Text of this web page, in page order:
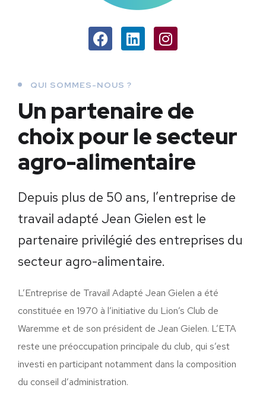
QUI SOMMES-NOUS ?
Un partenaire de
choixpour le secteur
agro-alimentaire
Depuis plus de 50 ans, l’entreprise de
travail adapté Jean Gielen est le
partenaire privilégié des entreprises du
secteur agro-alimentaire.
L’Entreprise de Travail Adapté Jean Gielen a été
constituée en 1970 à l’initiative du Lion’s Club de
Waremme et de son président de Jean Gielen. L’ETA
reste une préoccupation principale du club, qui s’est
investi en participant notamment dans la composition
du conseil d’administration.